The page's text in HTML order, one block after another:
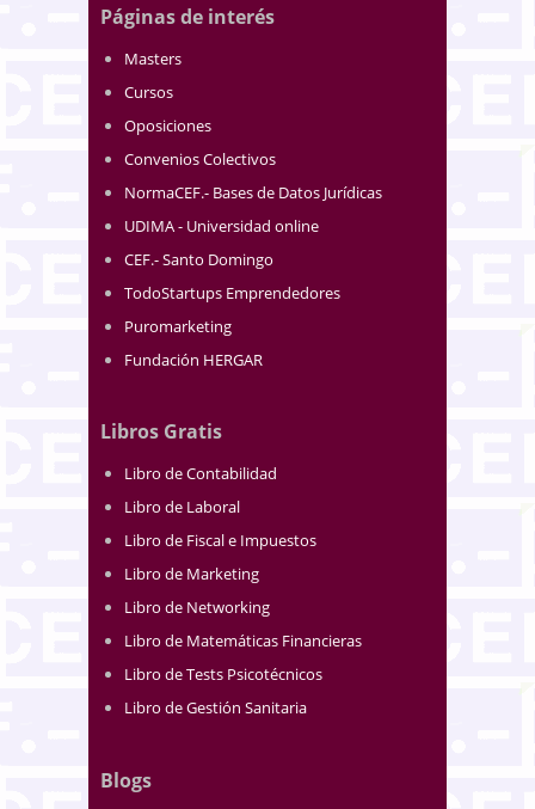
Páginas de interés
Masters
Cursos
Oposiciones
Convenios Colectivos
NormaCEF.- Bases de Datos Jurídicas
UDIMA - Universidad online
CEF.- Santo Domingo
TodoStartups Emprendedores
Puromarketing
Fundación HERGAR
Libros Gratis
Libro de Contabilidad
Libro de Laboral
Libro de Fiscal e Impuestos
Libro de Marketing
Libro de Networking
Libro de Matemáticas Financieras
Libro de Tests Psicotécnicos
Libro de Gestión Sanitaria
Blogs